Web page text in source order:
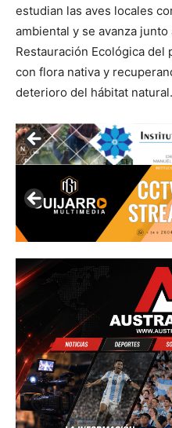
estudian las aves locales
ambiental y se avanza
Restauración Ecológica
con flora nativa y
deterioro del hábitat natural.